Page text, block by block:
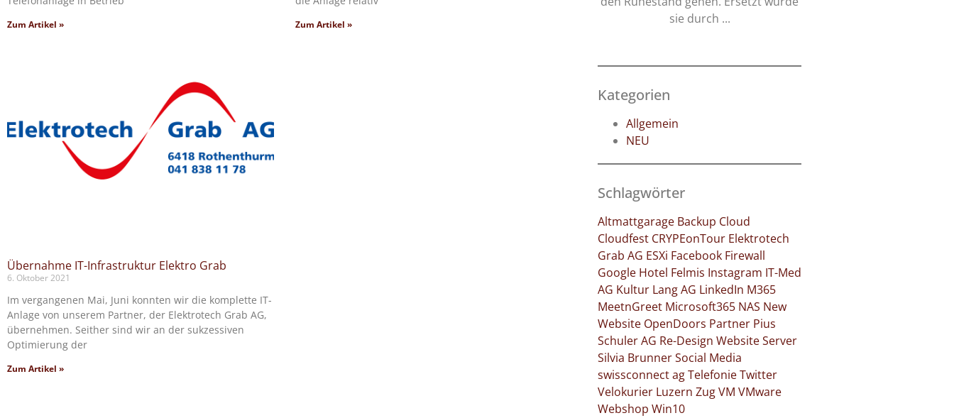
Zum Artikel » Zum Artikel »
Übernahme IT-Infrastruktur Elektro Grab
6. Oktober 2021
Im vergangenen Mai, Juni konnten wir die komplette IT-
Anlage von unserem Partner, der Elektrotech Grab AG,
übernehmen. Seither sind wir an der sukzessiven
Optimierung der
Zum Artikel »
sie durch ...
Kategorien
Allgemein
NEU
Schlagwörter
Altmattgarage Backup Cloud
Cloudfest CRYPEonTour Elektrotech
Grab AG ESXi Facebook Firewall
Google Hotel Felmis Instagram IT-Med
AG Kultur Lang AG LinkedIn M365
MeetnGreet Microsoft365 NAS New
Website OpenDoors Partner Pius
Schuler AG Re-Design WebsiteServer
Silvia BrunnerSocial Media
swissconnect agTelefonieTwitter
Velokurier Luzern ZugVM VMware
Webshop Win10